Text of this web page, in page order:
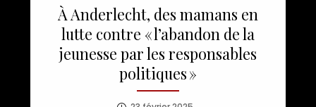
À Anderlecht, des mamans en
lutte contre « l’abandon de la
jeunesse par les responsables
politiques »